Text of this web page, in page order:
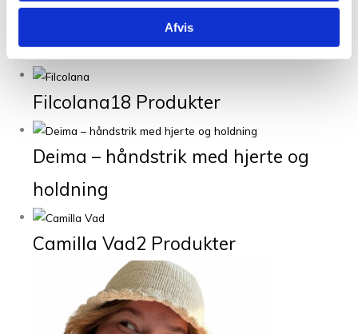
Afvis
Gratis opskrifter23 Produkter
Filcolana18 Produkter
Deima – håndstrik med hjerte og
holdning
Camilla Vad2 Produkter